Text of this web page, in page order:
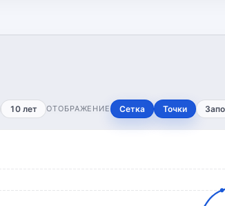
10 лет ОТОБРАЖЕНИЕ Сетка Точки